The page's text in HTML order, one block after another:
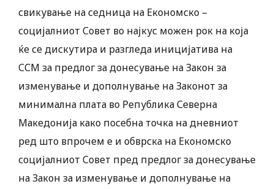
свикување на седница на Економско –
социјалниот Совет во најкус можен рок на која
ќе се дискутира и разгледа иницијатива на
ССМ за предлог за донесување на Закон за
изменување и дополнување на Законот за
минимална плата во Република Северна
Македонија како посебна точка на дневниот
ред што впрочем е и обврска на Економско
социјалниот Совет пред предлог за донесување
на Закон за изменување и дополнување на